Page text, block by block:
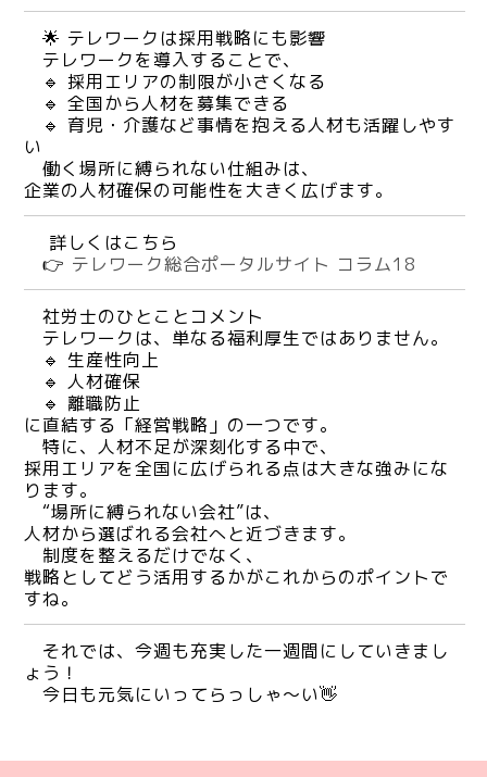
🌟 テレワークは採用戦略にも影響
テレワークを導入することで、
🔹 採用エリアの制限が小さくなる
🔹 全国から人材を募集できる
🔹 育児・介護など事情を抱える人材も活躍しやす
い
働く場所に縛られない仕組みは、
企業の人材確保の可能性を大きく広げます。
詳しくはこちら
👉 テレワーク総合ポータルサイト コラム18
社労士のひとことコメント
テレワークは、単なる福利厚生ではありません。
🔹 生産性向上
🔹 人材確保
🔹 離職防止
に直結する「経営戦略」の一つです。
特に、人材不足が深刻化する中で、
採用エリアを全国に広げられる点は大きな強みにな
ります。
“場所に縛られない会社”は、
人材から選ばれる会社へと近づきます。
制度を整えるだけでなく、
戦略としてどう活用するかがこれからのポイントで
すね。
それでは、今週も充実した一週間にしていきまし
ょう！
今日も元気にいってらっしゃ～い👋